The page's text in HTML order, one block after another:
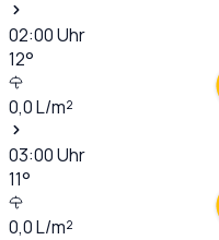
02:00Uhr
12°
0,0L/m²
03:00Uhr
11°
0,0L/m²